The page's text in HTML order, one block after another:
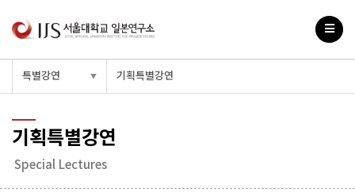
특별강연 ▼ 기획특별강연
기획특별강연
Special Lectures